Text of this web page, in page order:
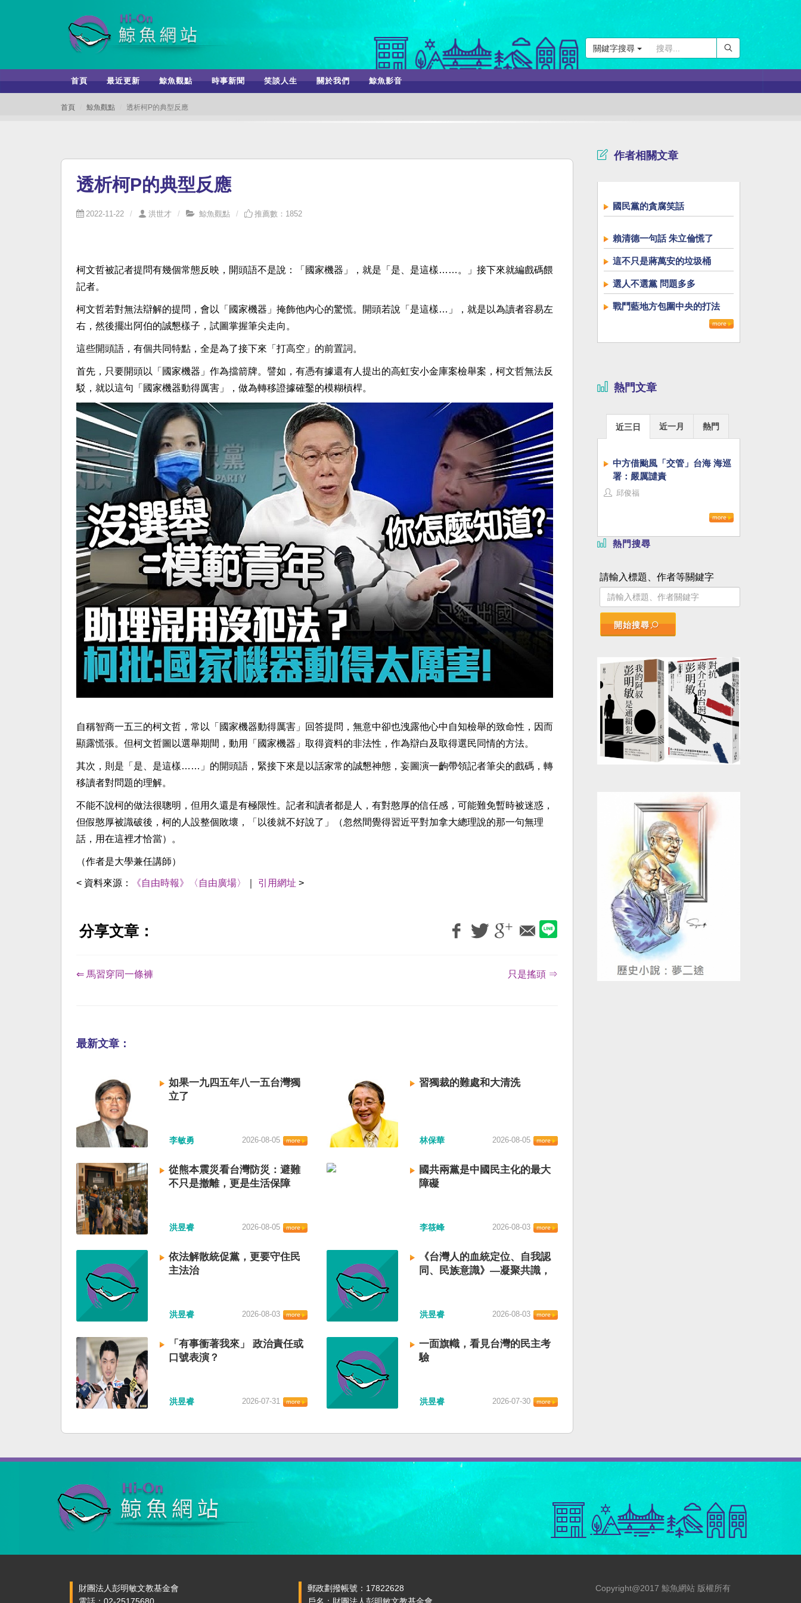
關鍵字搜尋
首頁 最近更新 鯨魚觀點 時事新聞 笑談人生 關於我們 鯨魚影音
首頁 鯨魚觀點 透析柯P的典型反應
透析柯P的典型反應
2022-11-22 洪世才 鯨魚觀點 推薦數：1852
柯文哲被記者提問有幾個常態反映，開頭語不是說：「國家機器」，就是「是、是這樣……。」接下來就編戲碼餵
記者。
柯文哲若對無法辯解的提問，會以「國家機器」掩飾他內心的驚慌。開頭若說「是這樣…」，就是以為讀者容易左
右，然後擺出阿伯的誠懇樣子，試圖掌握筆尖走向。
這些開頭語，有個共同特點，全是為了接下來「打高空」的前置詞。
首先，只要開頭以「國家機器」作為擋箭牌。譬如，有憑有據還有人提出的高虹安小金庫案檢舉案，柯文哲無法反
駁，就以這句「國家機器動得厲害」，做為轉移證據確鑿的模糊槓桿。
自稱智商一五三的柯文哲，常以「國家機器動得厲害」回答提問，無意中卻也洩露他心中自知檢舉的致命性，因而
顯露慌張。但柯文哲圖以選舉期間，動用「國家機器」取得資料的非法性，作為辯白及取得選民同情的方法。
其次，則是「是、是這樣……」的開頭語，緊接下來是以話家常的誠懇神態，妄圖演一齣帶領記者筆尖的戲碼，轉
移讀者對問題的理解。
不能不說柯的做法很聰明，但用久還是有極限性。記者和讀者都是人，有對憨厚的信任感，可能難免暫時被迷惑，
但假憨厚被識破後，柯的人設整個敗壞，「以後就不好說了」（忽然間覺得習近平對加拿大總理說的那一句無理
話，用在這裡才恰當）。
（作者是大學兼任講師）
< 資料來源： 《自由時報》〈自由廣場〉 引用網址 >
分享文章：
⇐ 馬習穿同一條褲 只是搖頭 ⇒
最新文章：
如果一九四五年八一五台灣獨
立了
李敏勇 2026-08-05
習獨裁的難處和大清洗
林保華 2026-08-05
從熊本震災看台灣防災：避難
不只是撤離，更是生活保障
洪昱睿 2026-08-05
國共兩黨是中國民主化的最大
障礙
李筱峰 2026-08-03
依法解散統促黨，更要守住民
主法治
洪昱睿 2026-08-03
《台灣人的血統定位、自我認
同、民族意識》—凝聚共識，
洪昱睿 2026-08-03
「有事衝著我來」 政治責任或
口號表演？
洪昱睿 2026-07-31
一面旗幟，看見台灣的民主考
驗
洪昱睿 2026-07-30
作者相關文章
國民黨的貪腐笑話
賴清德一句話 朱立倫慌了
這不只是蔣萬安的垃圾桶
選人不選黨 問題多多
戰鬥藍地方包圍中央的打法
熱門文章
近三日 近一月 熱門
中方借颱風「交管」台海 海巡
署：嚴厲譴責
邱俊福
熱門搜尋
請輸入標題、作者等關鍵字
開始搜尋
財團法人彭明敏文教基金會
郵政劃撥帳號：17822628
Copyright@2017 鯨魚網站 版權所有